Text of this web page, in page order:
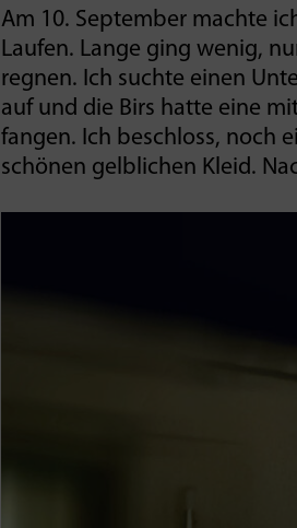
Am 10. September machte
Laufen. Lange ging wenig,
regnen. Ich suchte einen
auf und die Birs hatte eine
fangen. Ich beschloss, noch
schönen gelblichen Kleid.